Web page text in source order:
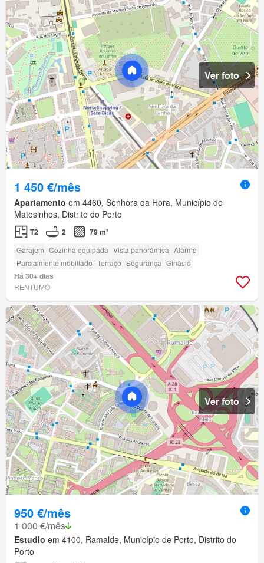
Ver foto
1 450 €/mês
Apartamento em 4460, Senhora da Hora, Município de
Matosinhos, Distrito do Porto
T2 2 79 m²
Garajem Cozinha equipada Vista panorâmica Alarme
Parcialmente mobiliado Terraço Segurança Ginásio
Há 30+ dias
RENTUMO
Ver foto
950 €/mês
1 000 €/mês
Estudio em 4100, Ramalde, Município de Porto, Distrito do
Porto